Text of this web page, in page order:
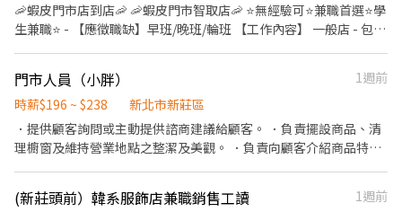
71巷24號1樓 新莊中和 - 智取店 → 新北市新莊區中和街63號1樓 新
莊民安西 - 智取店 → 新北市新莊區民安西路278號1樓 新莊瓊德 - 智
取店 → 新北市新莊區瓊泰路178號1樓 新莊新建 - 智取店 → 新北市
新莊區中正路新建巷1號1樓 新莊富港 - 智取店 → 新北市新莊區中港
民安東 - 智取店 → 新北市新莊區民安東路127號1樓 新莊新雅 - 智取
店 → 新北市新莊區中正路879之3號1樓 新莊中隆 - 智取店 → 新北
市新莊區中港路390號1樓 新莊昌明 - 智取店 → 新北市新莊區昌平
街49號1樓 新莊田徑 - 智取店 → 新北市新莊區復興路一段151號1樓
新莊五權 - 智取店 → 新北市新莊區五權一路114號1樓 新莊頭前 - 智
取店 → 新北市新莊區化成路652號1樓 新莊福壽 - 智取店 → 新北市
🦐蝦皮門市店到店🦐 🦐蝦皮門市智取店🦐 ⭐無經驗可⭐兼職首選⭐學
生兼職⭐ - 【應徵職缺】早班/晚班/輪班 【工作內容】 一般店 - 包裹
店面實習▶️ 【工作時間】 ⭐一般店⭐ 輪班人員 - 早班11:00~19:30、
晚班14:15~22:45 (需輪班) 早班時薪 - 11:00~17:30 晚班時薪 -
18:45~22:45、16:15~22:45 (假日需配合6H) ▶️訂單多會加班半小時
到一小時 實際排班時數依主管安排 ⭐智取店⭐ 早班時薪 - 07:00-
17:30-22:30、17:30-23:30 夜班時薪 - 23:30–03:30 ▶️訂單多會加班
門市人員（小胖）
1週前
時薪$196 ~ $238
新北市新莊區
．提供顧客詢問或主動提供諮商建議給顧客。 ．負責擺設商品、清
理櫥窗及維持營業地點之整潔及美觀。 ．負責向顧客介紹商品特
束營業前，統計銷售情形、盤點貨品存量及撰寫當日業務報表。
(新莊頭前）韓系服飾店兼職銷售工讀
1週前